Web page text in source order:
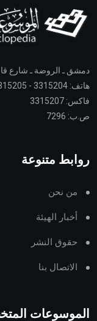
دمشق ـ الروضة ـ شارع
هاتف: 3315204 - 3315205
فاكس: 3315207
ص.ب: 7296
روابط متنوعة
من نحن
أخبار الهيئة
حقوق النشر
الاتصال بنا
الموسوعات